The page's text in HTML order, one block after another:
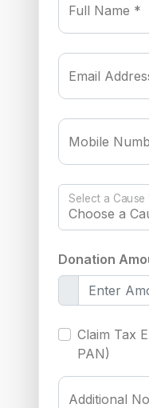
Full Name *
Email
Mobile
Select a Cause
Donation
Claim Tax
PAN)
Additional